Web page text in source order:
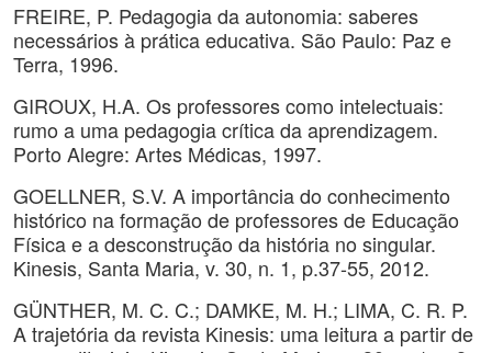
FREIRE, P. Pedagogia da autonomia: saberes
necessários à prática educativa. São Paulo: Paz e
Terra, 1996.
GIROUX, H.A. Os professores como intelectuais:
rumo a uma pedagogia crítica da aprendizagem.
Porto Alegre: Artes Médicas, 1997.
GOELLNER, S.V. A importância do conhecimento
histórico na formação de professores de Educação
Física e a desconstrução da história no singular.
Kinesis, Santa Maria, v. 30, n. 1, p.37-55, 2012.
GÜNTHER, M. C. C.; DAMKE, M. H.; LIMA, C. R. P.
A trajetória da revista Kinesis: uma leitura a partir de